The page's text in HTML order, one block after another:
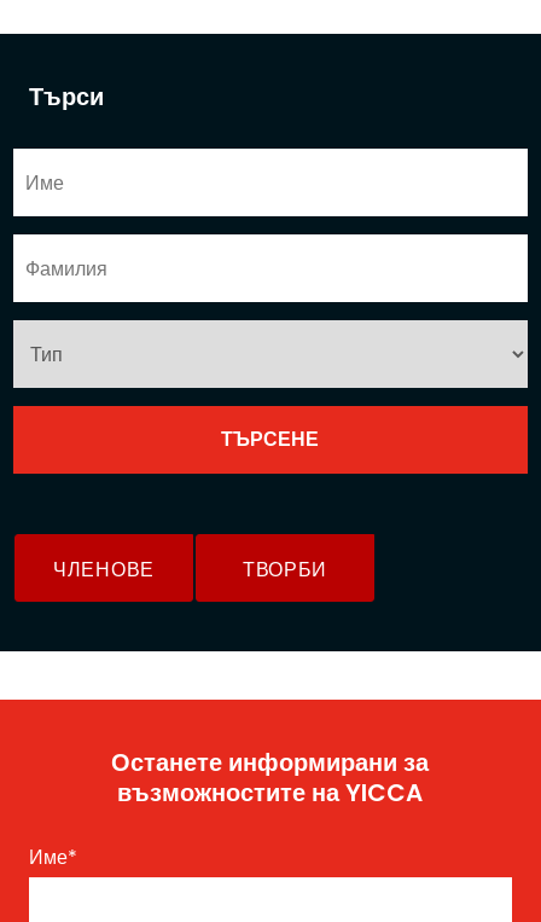
Търси
ЧЛЕНОВЕ ТВОРБИ
Останете информирани за
възможностите на YICCA
Име*